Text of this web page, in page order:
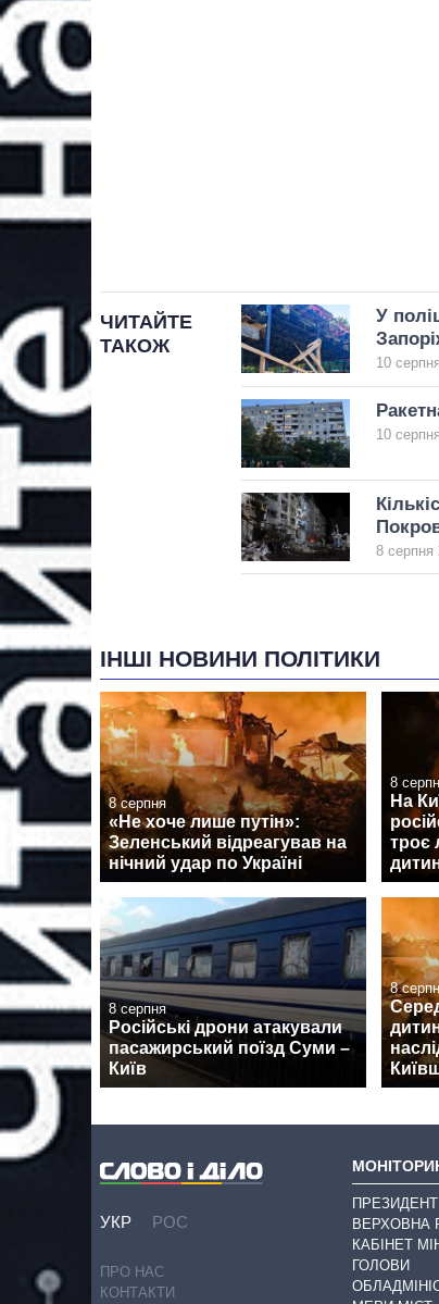
ЧИТАЙТЕ
ТАКОЖ
У
10
10
8 серпня
ІНШІ НОВИНИ ПОЛІТИКИ
8 серпня
«Не хоче лише путін»:
Зеленський відреагував на
нічний удар по Україні
8
На
троє
8 серпня
Російські дрони атакували
пасажирський поїзд Суми –
Київ
8
УКР РОС
ПРО НАС
КОНТАКТИ
ПРЕЗИДЕНТ
ВЕРХОВНА
КАБІНЕТ
ГОЛОВИ